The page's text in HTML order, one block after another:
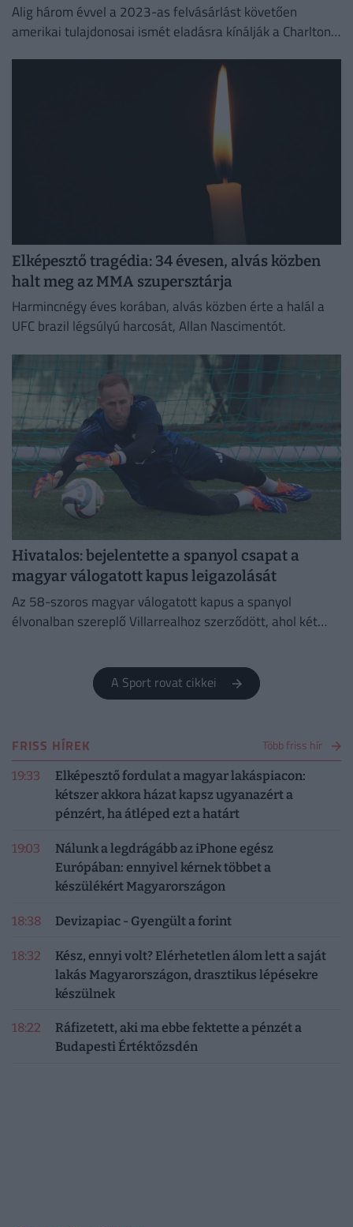
Alig három évvel a 2023-as felvásárlást követően
amerikai tulajdonosai ismét eladásra kínálják a Charlton
Elképesztő tragédia: 34 évesen, alvás közben
halt meg az MMA szupersztárja
Harmincnégy éves korában, alvás közben érte a halál a
UFC brazil légsúlyú harcosát, Allan Nascimentót.
Hivatalos: bejelentette a spanyol csapat a
magyar válogatott kapus leigazolását
Az 58-szoros magyar válogatott kapus a spanyol
élvonalban szereplő Villarrealhoz szerződött, ahol két
A Sport rovat cikkei
FRISS HÍREK Több friss hír
19:33
Elképesztő fordulat a magyar lakáspiacon:
kétszer akkora házat kapsz ugyanazért a
pénzért, ha átléped ezt a határt
19:03
Nálunk a legdrágább az iPhone egész
Európában: ennyivel kérnek többet a
készülékért Magyarországon
18:38 Devizapiac - Gyengült a forint
18:32
Kész, ennyi volt? Elérhetetlen álom lett a saját
lakás Magyarországon, drasztikus lépésekre
készülnek
18:22
Ráfizetett, aki ma ebbe fektette a pénzét a
Budapesti Értéktőzsdén